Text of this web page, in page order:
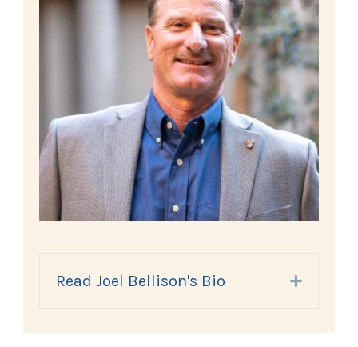
Read Joel Bellison's Bio Expand